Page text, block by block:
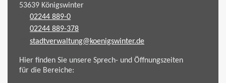
53639Königswinter
02244 889-0
02244 889-378
stadtverwaltung@koenigswinter.de
Hier finden Sie unsere Sprech- und Öffnungszeiten
für die Bereiche: